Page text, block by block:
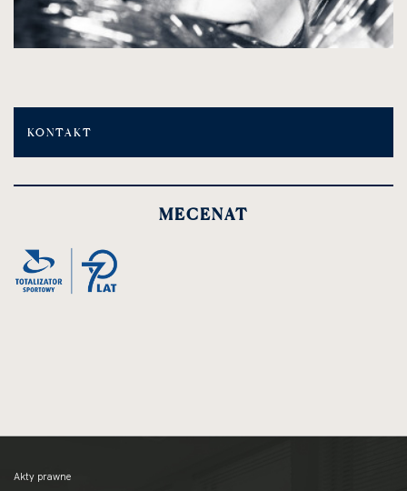
KONTAKT
MECENAT
Akty prawne